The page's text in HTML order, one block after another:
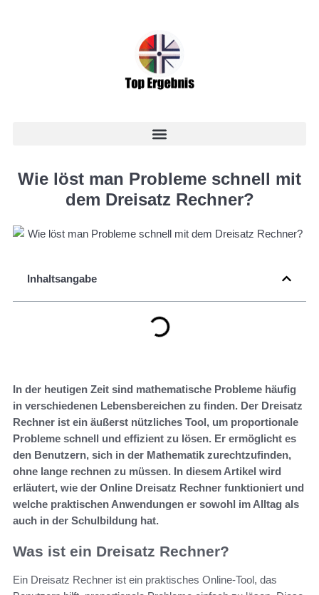
Wie löst man Probleme schnell mit
dem Dreisatz Rechner?
Inhaltsangabe
In der heutigen Zeit sind mathematische Probleme häufig
in verschiedenen Lebensbereichen zu finden. Der Dreisatz
Rechner ist ein äußerst nützliches Tool, um proportionale
Probleme schnell und effizient zu lösen. Er ermöglicht es
den Benutzern, sich in der Mathematik zurechtzufinden,
ohne lange rechnen zu müssen. In diesem Artikel wird
erläutert, wie der Online Dreisatz Rechner funktioniert und
welche praktischen Anwendungen er sowohl im Alltag als
auch in der Schulbildung hat.
Was ist ein Dreisatz Rechner?
Ein Dreisatz Rechner ist ein praktisches Online-Tool, das